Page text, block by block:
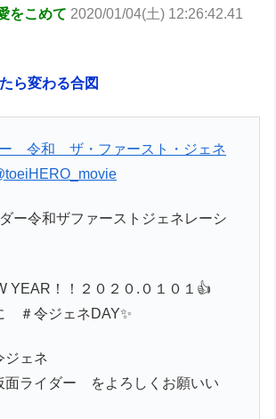
をこめて 2020/01/04(土) 12:26:42.41
ら変わる合図
令和 ザ・ファースト・ジェネ
ダー令和ザファーストジェネレーシ
YEAR！！２０２０.０１０１👍
＃令ジェネDAY✨
ジェネ
面ライダー をよろしくお願いい